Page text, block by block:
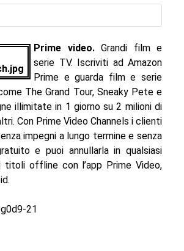
Prime video.Grandi film e
serie TV. Iscriviti ad Amazon
Prime e guarda film e serie
The Grand Tour, Sneaky Pete e
illimitate in 1 giorno su 2 milioni di
Con Prime Video Channels i clienti
impegni a lungo termine e senza
e puoi annullarla in qualsiasi
titoli offline con l’app Prime Video,
21